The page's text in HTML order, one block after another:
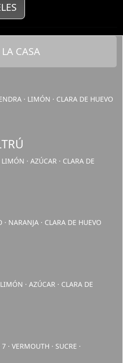
CASA
· LIMÓN · CLARA DE HUEVO
· AZÚCAR · CLARA DE
NARANJA · CLARA DE HUEVO
· AZÚCAR · CLARA DE
VERMOUTH · SUCRE ·